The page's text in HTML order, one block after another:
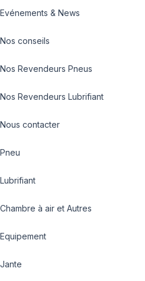
Evénements & News
Nos conseils
Nos Revendeurs Pneus
Nos Revendeurs Lubrifiant
Nous contacter
Pneu
Lubrifiant
Chambre à air et Autres
Equipement
Jante